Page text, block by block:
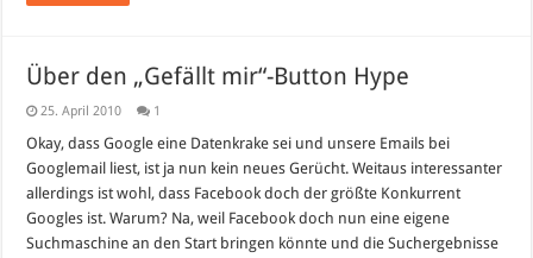
Über den „Gefällt mir“-Button Hype
25. April 2010 1
Okay, dass Google eine Datenkrake sei und unsere Emails bei
Googlemail liest, ist ja nun kein neues Gerücht. Weitaus interessanter
allerdings ist wohl, dass Facebook doch der größte Konkurrent
Googles ist. Warum? Na, weil Facebook doch nun eine eigene
Suchmaschine an den Start bringen könnte und die Suchergebnisse